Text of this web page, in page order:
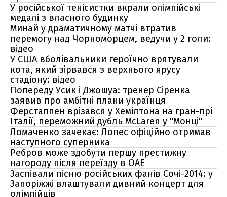
У російської тенісистки вкрали олімпійські
медалі з власного будинку
Минай у драматичному матчі втратив
перемогу над Чорноморцем, ведучи у 2 голи:
відео
У США вболівальники героїчно врятували
кота, який зірвався з верхнього ярусу
стадіону: відео
Попереду Усик і Джошуа: тренер Сіренка
заявив про амбітні плани українця
Ферстаппен врізався у Хемілтона на гран-прі
Італії, переможний дубль McLaren у "Монці"
Ломаченко зачекає: Лопес офіційно отримав
наступного суперника
Ребров може здобути першу престижну
нагороду після переїзду в ОАЕ
Заспівали пісню російських фанів Сочі-2014: у
Запоріжжі влаштували дивний концерт для
олімпійців